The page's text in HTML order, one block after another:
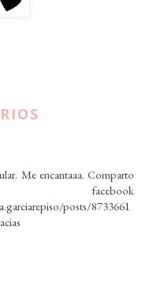
Me encantaaa. Comparto
posts/8733661